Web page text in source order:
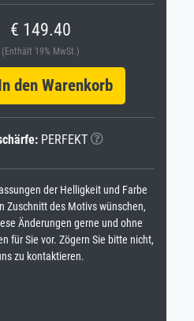
€ 149.40
(Enthält 19% MwSt.)
den Warenkorb
PERFEKT
der Helligkeit und Farbe
Zuschnitt des Motivs wünschen,
Änderungen gerne und ohne
für Sie vor. Zögern Sie bitte nicht,
zu kontaktieren.